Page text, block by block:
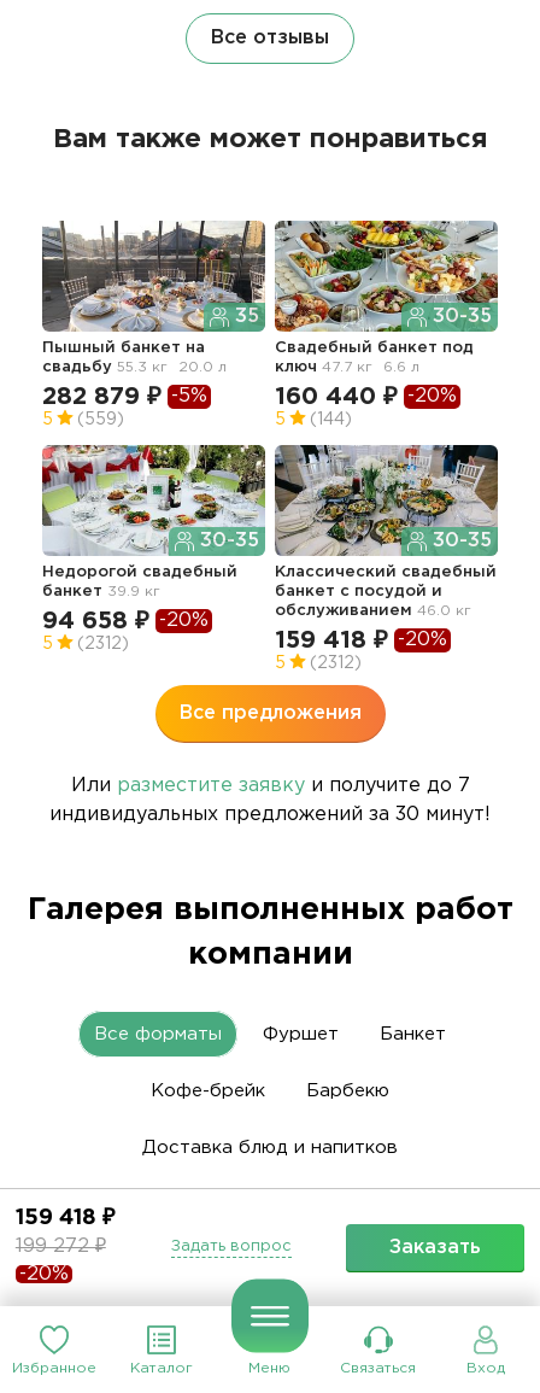
Избранное Каталог Меню Связаться Вход
159 418 ₽
199 272 ₽
-20%
Заказать
Задать вопрос
Все отзывы
Вам также может понравиться
35
Пышный банкет на
свадьбу 55.3 кг 20.0 л
282 879 ₽ -5%
5 (559)
30-35
Свадебный банкет под
ключ 47.7 кг 6.6 л
160 440 ₽ -20%
5 (144)
30-35
Недорогой свадебный
банкет 39.9 кг
94 658 ₽ -20%
5 (2312)
30-35
Классический свадебный
банкет с посудой и
обслуживанием 46.0 кг
159 418 ₽ -20%
5 (2312)
Все предложения
Или разместите заявкуи получите до 7
индивидуальных предложений за 30 минут!
Галерея выполненных работ
компании
Все форматы Фуршет Банкет
Кофе-брейк Барбекю
Доставка блюд и напитков
Банкет . Юбилей